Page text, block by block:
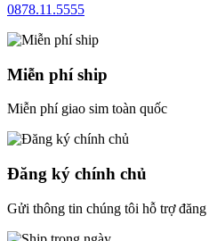
0878.11.5555
Miễn phí ship
Miễn phí giao sim toàn quốc
Đăng ký chính chủ
Gửi thông tin chúng tôi hỗ trợ